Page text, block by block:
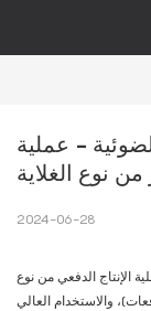
- عملية
من نوع الغلاية
2024-06-28
الإنتاج الدفعي من نوع
والاستخدام العالي